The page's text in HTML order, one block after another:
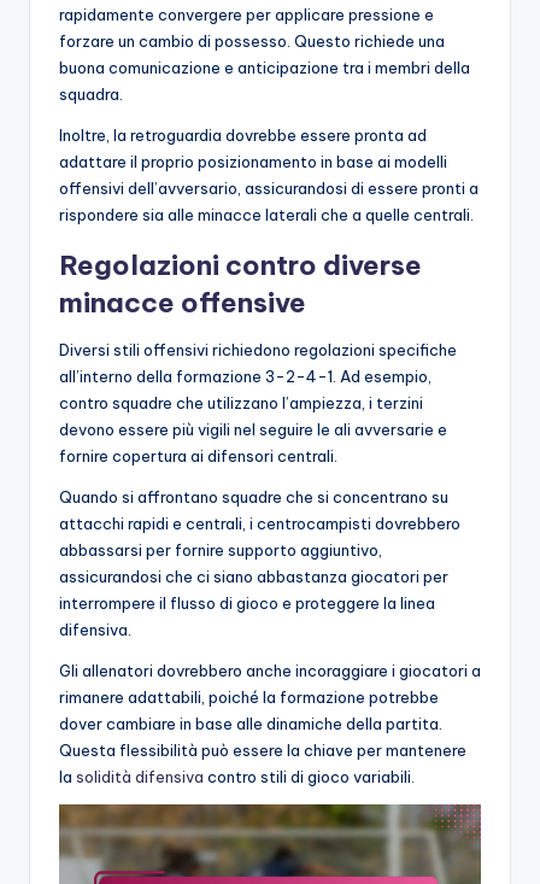
rapidamente convergere per applicare pressione e
forzare un cambio di possesso. Questo richiede una
buona comunicazione e anticipazione tra i membri della
squadra.
Inoltre, la retroguardia dovrebbe essere pronta ad
adattare il proprio posizionamento in base ai modelli
offensivi dell’avversario, assicurandosi di essere pronti a
rispondere sia alle minacce laterali che a quelle centrali.
Regolazioni contro diverse
minacce offensive
Diversi stili offensivi richiedono regolazioni specifiche
all’interno della formazione 3-2-4-1. Ad esempio,
contro squadre che utilizzano l’ampiezza, i terzini
devono essere più vigili nel seguire le ali avversarie e
fornire copertura ai difensori centrali.
Quando si affrontano squadre che si concentrano su
attacchi rapidi e centrali, i centrocampisti dovrebbero
abbassarsi per fornire supporto aggiuntivo,
assicurandosi che ci siano abbastanza giocatori per
interrompere il flusso di gioco e proteggere la linea
difensiva.
Gli allenatori dovrebbero anche incoraggiare i giocatori a
rimanere adattabili, poiché la formazione potrebbe
dover cambiare in base alle dinamiche della partita.
Questa flessibilità può essere la chiave per mantenere
la solidità difensiva contro stili di gioco variabili.